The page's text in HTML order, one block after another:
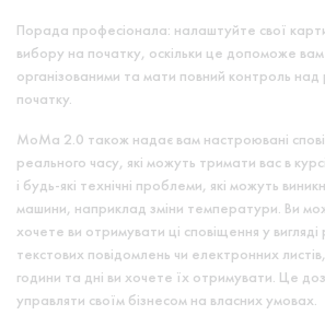
Порада професіонала: налаштуйте свої карти
вибору на початку, оскільки це допоможе
організованими та мати повний контроль
початку.
MoMa 2.0 також надає вам настроювані
реального часу, які можуть тримати вас в
і будь-які технічні проблеми, які можуть
машини, наприклад зміни температури. Ви
хочете ви отримувати ці сповіщення у
текстових повідомлень чи електронних
години та дні ви хочете їх отримувати. Це
управляти своїм бізнесом на власних умовах.